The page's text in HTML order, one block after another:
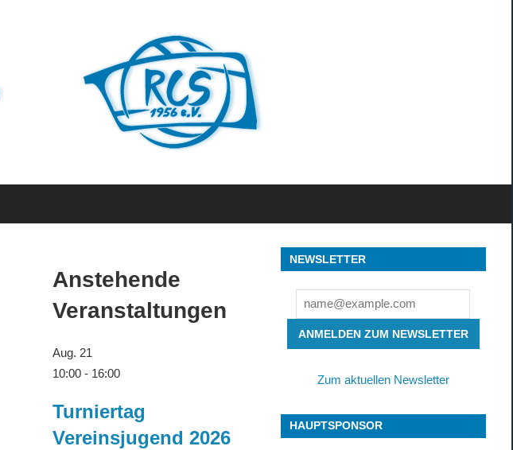
Anstehende
Veranstaltungen
Aug. 21
10:00- 16:00
Turniertag
Vereinsjugend 2026
NEWSLETTER
ANMELDEN ZUM NEWSLETTER
Zum aktuellen Newsletter
HAUPTSPONSOR